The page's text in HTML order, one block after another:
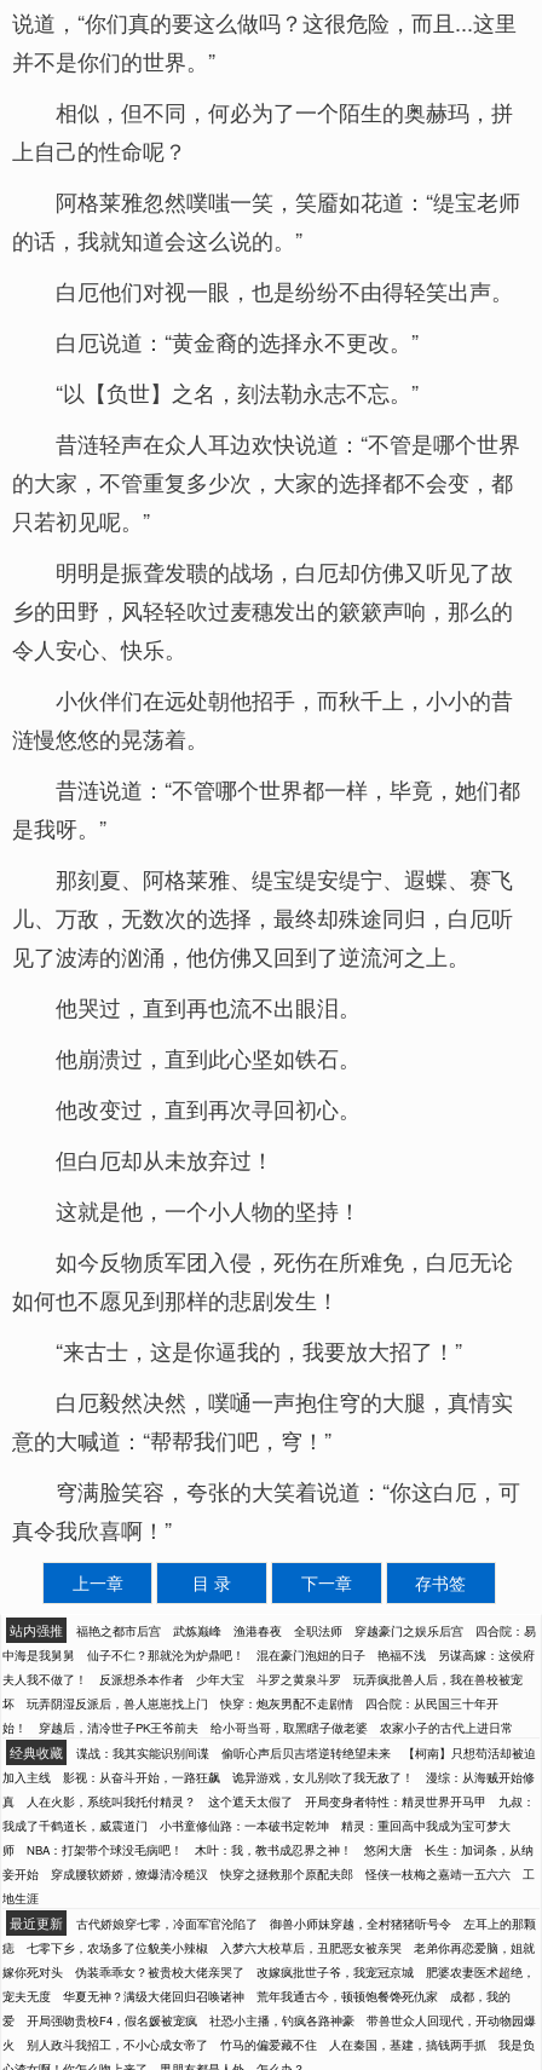
说道，“你们真的要这么做吗？这很危险，而且...这里
并不是你们的世界。”
相似，但不同，何必为了一个陌生的奥赫玛，拼
上自己的性命呢？
阿格莱雅忽然噗嗤一笑，笑靥如花道：“缇宝老师
的话，我就知道会这么说的。”
白厄他们对视一眼，也是纷纷不由得轻笑出声。
白厄说道：“黄金裔的选择永不更改。”
“以【负世】之名，刻法勒永志不忘。”
昔涟轻声在众人耳边欢快说道：“不管是哪个世界
的大家，不管重复多少次，大家的选择都不会变，都
只若初见呢。”
明明是振聋发聩的战场，白厄却仿佛又听见了故
乡的田野，风轻轻吹过麦穗发出的簌簌声响，那么的
令人安心、快乐。
小伙伴们在远处朝他招手，而秋千上，小小的昔
涟慢悠悠的晃荡着。
昔涟说道：“不管哪个世界都一样，毕竟，她们都
是我呀。”
那刻夏、阿格莱雅、缇宝缇安缇宁、遐蝶、赛飞
儿、万敌，无数次的选择，最终却殊途同归，白厄听
见了波涛的汹涌，他仿佛又回到了逆流河之上。
他哭过，直到再也流不出眼泪。
他崩溃过，直到此心坚如铁石。
他改变过，直到再次寻回初心。
但白厄却从未放弃过！
这就是他，一个小人物的坚持！
如今反物质军团入侵，死伤在所难免，白厄无论
如何也不愿见到那样的悲剧发生！
“来古士，这是你逼我的，我要放大招了！”
白厄毅然决然，噗嗵一声抱住穹的大腿，真情实
意的大喊道：“帮帮我们吧，穹！”
穹满脸笑容，夸张的大笑着说道：“你这白厄，可
真令我欣喜啊！”
上一章 目 录 下一章 存书签
站内强推 福艳之都市后宫 武炼巅峰 渔港春夜 全职法师 穿越豪门之娱乐后宫
四合院：易
中海是我舅舅
仙子不仁？那就沦为炉鼎吧！ 混在豪门泡妞的日子 艳福不浅
另谋高嫁：这侯府
夫人我不做了！
反派想杀本作者 少年大宝 斗罗之黄泉斗罗
玩弄疯批兽人后，我在兽校被宠
坏
玩弄阴湿反派后，兽人崽崽找上门 快穿：炮灰男配不走剧情
四合院：从民国三十年开
始！
穿越后，清冷世子PK王爷前夫 给小哥当哥，取黑瞎子做老婆 农家小子的古代上进日常
经典收藏 谍战：我其实能识别间谍 偷听心声后贝吉塔逆转绝望未来
【柯南】只想苟活却被迫
加入主线
影视：从奋斗开始，一路狂飙 诡异游戏，女儿别吹了我无敌了！
漫综：从海贼开始修
真
人在火影，系统叫我托付精灵？ 这个遮天太假了 开局变身者特性：精灵世界开马甲
九叔：
我成了千鹤道长，威震道门
小书童修仙路：一本破书定乾坤
精灵：重回高中我成为宝可梦大
师
NBA：打架带个球没毛病吧！ 木叶：我，教书成忍界之神！ 悠闲大唐
长生：加词条，从纳
妾开始
穿成腰软娇娇，燎爆清冷糙汉 快穿之拯救那个原配夫郎 怪侠一枝梅之嘉靖一五六六
工
地生涯
最近更新 古代娇娘穿七零，冷面军官沦陷了 御兽小师妹穿越，全村猪猪听号令
左耳上的那颗
痣
七零下乡，农场多了位貌美小辣椒 入梦六大校草后，丑肥恶女被亲哭
老弟你再恋爱脑，姐就
嫁你死对头
伪装乖乖女？被贵校大佬亲哭了 改嫁疯批世子爷，我宠冠京城
肥婆农妻医术超绝，
宠夫无度
华夏无神？满级大佬回归召唤诸神 荒年我通古今，顿顿饱餐馋死仇家
成都，我的
爱
开局强吻贵校F4，假名媛被宠疯 社恐小主播，钓疯各路神豪
带兽世众人回现代，开动物园爆
火
别人政斗我招工，不小心成女帝了 竹马的偏爱藏不住 人在秦国，基建，搞钱两手抓
我是负